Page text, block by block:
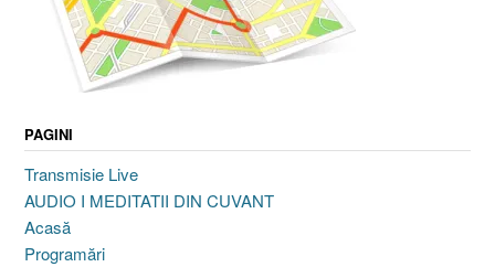
PAGINI
Transmisie Live
AUDIO I MEDITATII DIN CUVANT
Acasă
Programări